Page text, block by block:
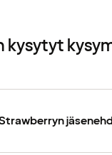
kysytyt